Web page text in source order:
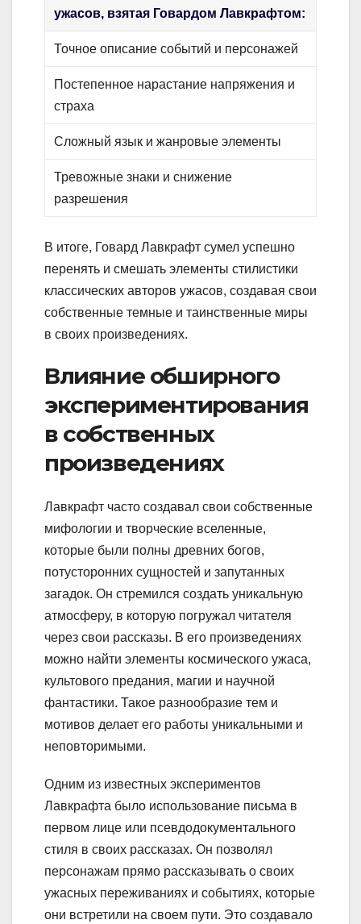
ужасов, взятая Говардом Лавкрафтом:
Точное описание событий и персонажей
Постепенное нарастание напряжения и
страха
Сложный язык и жанровые элементы
Тревожные знаки и снижение
разрешения
В итоге, Говард Лавкрафт сумел успешно
перенять и смешать элементы стилистики
классических авторов ужасов, создавая свои
собственные темные и таинственные миры
в своих произведениях.
Влияние обширного
экспериментирования
в собственных
произведениях
Лавкрафт часто создавал свои собственные
мифологии и творческие вселенные,
которые были полны древних богов,
потусторонних сущностей и запутанных
загадок. Он стремился создать уникальную
атмосферу, в которую погружал читателя
через свои рассказы. В его произведениях
можно найти элементы космического ужаса,
культового предания, магии и научной
фантастики. Такое разнообразие тем и
мотивов делает его работы уникальными и
неповторимыми.
Одним из известных экспериментов
Лавкрафта было использование письма в
первом лице или псевдодокументального
стиля в своих рассказах. Он позволял
персонажам прямо рассказывать о своих
ужасных переживаниях и событиях, которые
они встретили на своем пути. Это создавало